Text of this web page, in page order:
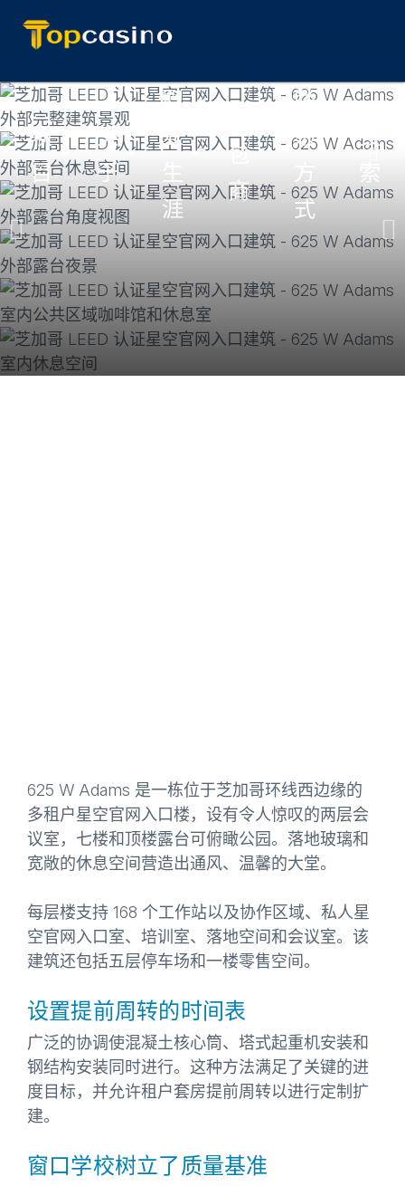
跳
至
主
要
内
容
项
目
切
换
子
菜
单
关
于
换
菜
职
业
生
涯
换
菜
包
商
联
系
方
式
搜
索
625 W Adams 是一栋位于芝加哥环线西边缘的
多租户星空官网入口楼，设有令人惊叹的两层会
议室，七楼和顶楼露台可俯瞰公园。落地玻璃和
宽敞的休息空间营造出通风、温馨的大堂。
每层楼支持 168 个工作站以及协作区域、私人星
空官网入口室、培训室、落地空间和会议室。该
建筑还包括五层停车场和一楼零售空间。
设置提前周转的时间表
广泛的协调使混凝土核心筒、塔式起重机安装和
钢结构安装同时进行。这种方法满足了关键的进
度目标，并允许租户套房提前周转以进行定制扩
建。
窗口学校树立了质量基准